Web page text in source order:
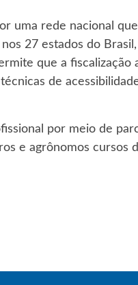
uma rede nacional
27 estados do
que a
de
por meio de
e agrônomos cursos